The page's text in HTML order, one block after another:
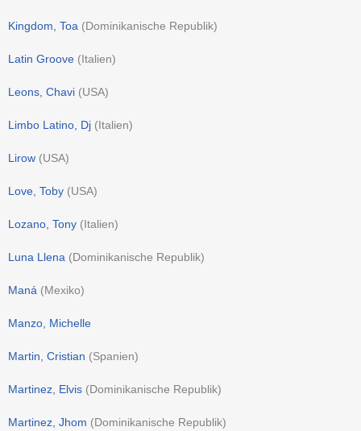
Kingdom, Toa (Dominikanische Republik)
Latin Groove (Italien)
Leons, Chavi (USA)
Limbo Latino, Dj (Italien)
Lirow (USA)
Love, Toby (USA)
Lozano, Tony (Italien)
Luna Llena (Dominikanische Republik)
Maná (Mexiko)
Manzo, Michelle
Martin, Cristian (Spanien)
Martinez, Elvis (Dominikanische Republik)
Martinez, Jhom (Dominikanische Republik)